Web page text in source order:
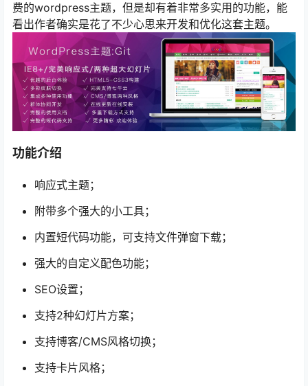
费的wordpress主题，但是却有着非常多实用的功能，能
看出作者确实是花了不少心思来开发和优化这套主题。
功能介绍
响应式主题；
附带多个强大的小工具；
内置短代码功能，可支持文件弹窗下载；
强大的自定义配色功能；
SEO设置；
支持2种幻灯片方案；
支持博客/CMS风格切换；
支持卡片风格；